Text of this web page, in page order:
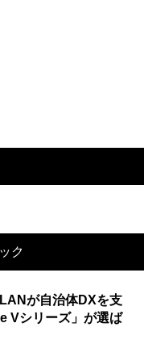
ク
が自治体DXを支
Vシリーズ」が選ば